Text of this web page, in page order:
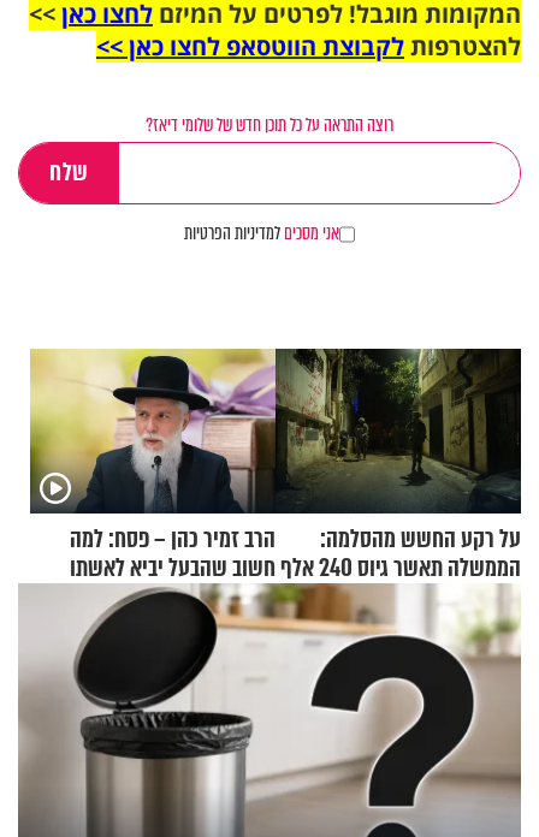
המקומות מוגבל! לפרטים על המיזם לחצו כאן>>
להצטרפותלקבוצת הווטסאפ לחצו כאן >>
רוצה התראה על כל תוכן חדש של שלומי דיאז?
אני מסכיםלמדיניות הפרטיות
על רקע החשש מהסלמה:
הממשלה תאשר גיוס 240 אלף
אנשי מילואים
הרב זמיר כהן – פסח: למה
חשוב שהבעל יביא לאשתו
מתנה לחג?